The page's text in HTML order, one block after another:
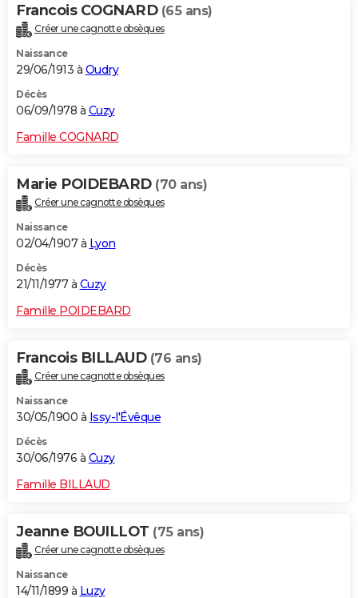
Francois COGNARD (65 ans)
Créer une cagnotte obsèques
Naissance
29/06/1913 à Oudry
Décès
06/09/1978 à Cuzy
Famille COGNARD
Marie POIDEBARD (70 ans)
Créer une cagnotte obsèques
Naissance
02/04/1907 à Lyon
Décès
21/11/1977 à Cuzy
Famille POIDEBARD
Francois BILLAUD (76 ans)
Créer une cagnotte obsèques
Naissance
30/05/1900 à Issy-l'Évêque
Décès
30/06/1976 à Cuzy
Famille BILLAUD
Jeanne BOUILLOT (75 ans)
Créer une cagnotte obsèques
Naissance
14/11/1899 à Luzy